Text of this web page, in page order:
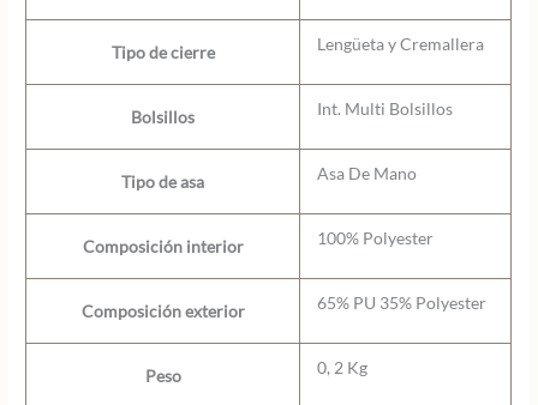
Tipo de cierre Lengüeta y Cremallera
Bolsillos Int. Multi Bolsillos
Tipo de asa Asa De Mano
Composición interior 100% Polyester
Composición exterior 65% PU 35% Polyester
Peso 0, 2 Kg